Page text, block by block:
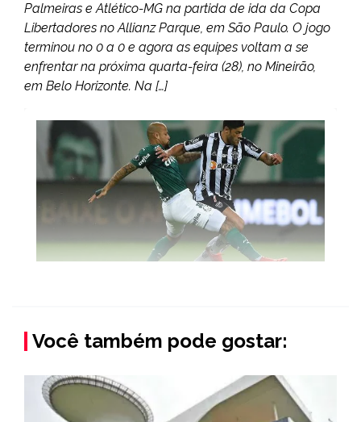
Palmeiras e Atlético-MG na partida de ida da Copa
Libertadores no Allianz Parque, em São Paulo. O jogo
terminou no 0 a 0 e agora as equipes voltam a se
enfrentar na próxima quarta-feira (28), no Mineirão,
em Belo Horizonte. Na […]
Você também pode gostar: